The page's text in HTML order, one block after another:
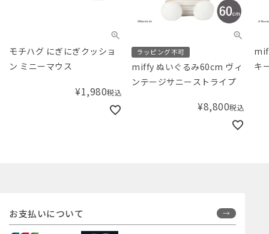
モチハグ にぎにぎクッショ
ン ミニーマウス
¥1,980税込
ラッピング不可
miffy ぬいぐるみ60cm ヴィ
ンテージサニーストライプ
¥8,800税込
キ
お支払いについて